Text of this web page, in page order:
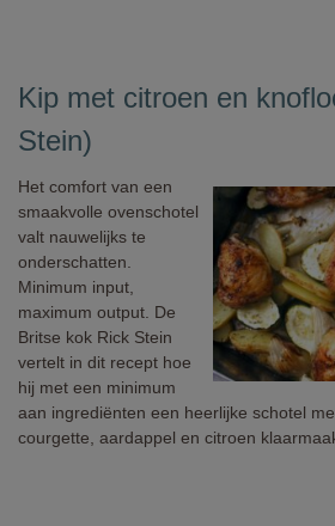
Kip met citroen en
Stein)
Het comfort van een
smaakvolle ovenschotel
valt nauwelijks te
onderschatten.
Minimum input,
maximum output. De
Britse kok Rick Stein
vertelt in dit recept hoe
hij met een minimum
aan ingrediënten een heerlijke schotel
courgette, aardappel en citroen